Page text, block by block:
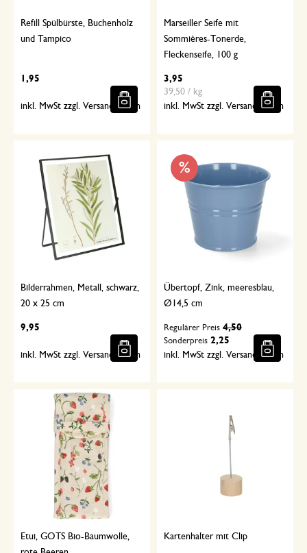
Refill Spülbürste, Buchenholz
und Tampico
1,95
inkl. MwSt zzgl. Versandkosten
Marseiller Seife mit
Sommières-Tonerde,
Fleckenseife, 100 g
3,95
39,50 / kg
inkl. MwSt zzgl. Versandkosten
Bilderrahmen, Metall, schwarz,
20 x 25 cm
9,95
inkl. MwSt zzgl. Versandkosten
%
Übertopf, Zink, meeresblau,
Ø14,5 cm
Sonderpreis 2,25
Regulärer Preis 4,50
inkl. MwSt zzgl. Versandkosten
Etui, GOTS Bio-Baumwolle,
Kartenhalter mit Clip